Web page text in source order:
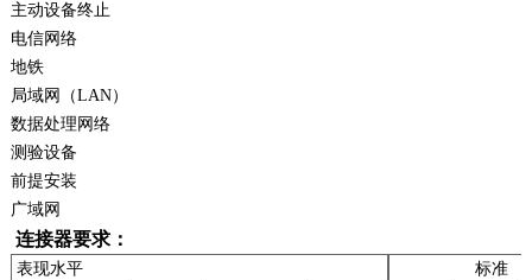
主动设备终止
电信网络
地铁
局域网（LAN）
数据处理网络
测验设备
前提安装
广域网
连接器要求：
表现水平
标准